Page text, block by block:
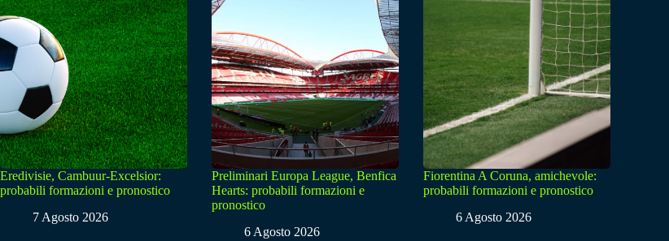
Eredivisie, Cambuur-Excelsior:
probabili formazioni e pronostico
7 Agosto 2026
Preliminari Europa League, Benfica
Hearts: probabili formazioni e
pronostico
6 Agosto 2026
Fiorentina A Coruna, amichevole:
probabili formazioni e pronostico
6 Agosto 2026